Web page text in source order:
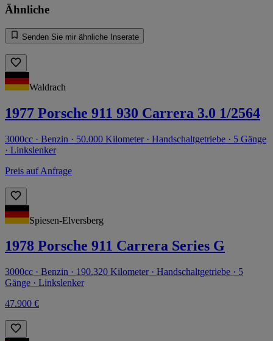
Ähnliche
Senden Sie mir ähnliche Inserate
Waldrach
1977 Porsche 911 930 Carrera 3.0 1/2564
3000cc · Benzin · 50.000 Kilometer · Handschaltgetriebe · 5 Gänge
· Linkslenker
Preis auf Anfrage
Spiesen-Elversberg
1978 Porsche 911 Carrera Series G
3000cc · Benzin · 190.320 Kilometer · Handschaltgetriebe · 5
Gänge · Linkslenker
47.900 €